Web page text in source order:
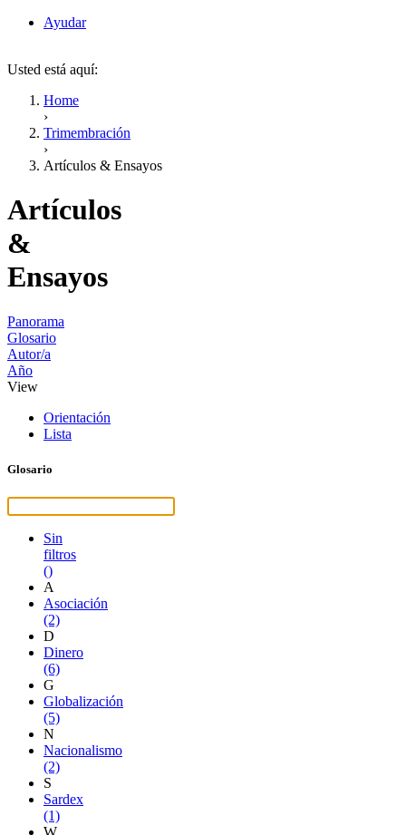
Ayudar
Usted está aquí:
Home
›
Trimembración
›
Artículos & Ensayos
Artículos
&
Ensayos
Panorama
Glosario
Autor/a
Año
View
Orientación
Lista
Glosario
Sin
filtros
()
A
Asociación
(2)
D
Dinero
(6)
G
Globalización
(5)
N
Nacionalismo
(2)
S
Sardex
(1)